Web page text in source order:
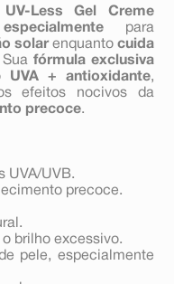
UV-Less Gel Creme
especialmente para
solarenquanto cuida
fórmula exclusiva
UVA + antioxidante,
efeitos nocivos da
precoce.
UVA/UVB.
precoce.
brilho excessivo.
pele, especialmente